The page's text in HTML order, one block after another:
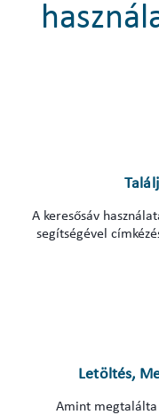
A keresősáv
segítségével
Letöltés,
Amint